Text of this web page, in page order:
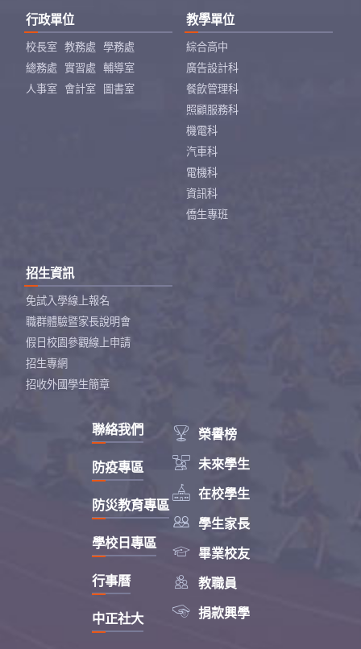
行政單位
校長室 教務處
學務處
總務處
實習處
輔導室
人事室
會計室 圖書室
教學單位
綜合高中
廣告設計科
餐飲管理科
照顧服務科
機電科
汽車科
電機科
資訊科
僑生專班
招生資訊
免試入學線上報名
職群體驗暨家長說明會
假日校園參觀線上申請
招生專網
招收外國學生簡章
 榮譽榜
 未來學生
 在校學生
 學生家長
 畢業校友
 教職員
 捐款興學
聯絡我們
防疫專區
防災教育專區
學校日專區
行事曆
中正社大